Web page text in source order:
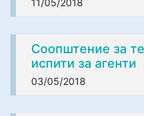
Соопштение за
испити за агенти
03/05/2018